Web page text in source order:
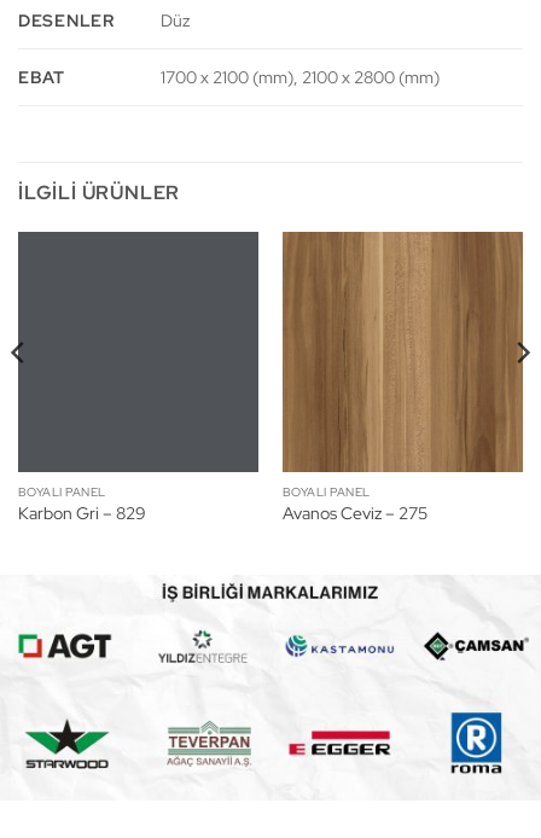
DESENLER Düz
EBAT 1700 x 2100 (mm), 2100 x 2800 (mm)
İLGILI ÜRÜNLER
BOYALI PANEL
Karbon Gri – 829
BOYALI PANEL
Avanos Ceviz – 275